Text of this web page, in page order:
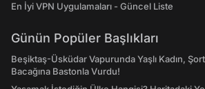
En İyi VPN Uygulamaları - Güncel Liste
Günün Popüler Başlıkları
Beşiktaş-Üsküdar Vapurunda Yaşlı Kadın, Şort
Bacağına Bastonla Vurdu!